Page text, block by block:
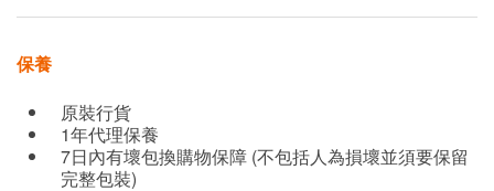
保養
原裝行貨
1年代理保養
7日內有壞包換購物保障 (不包括人為損壞並須要保留
完整包裝)